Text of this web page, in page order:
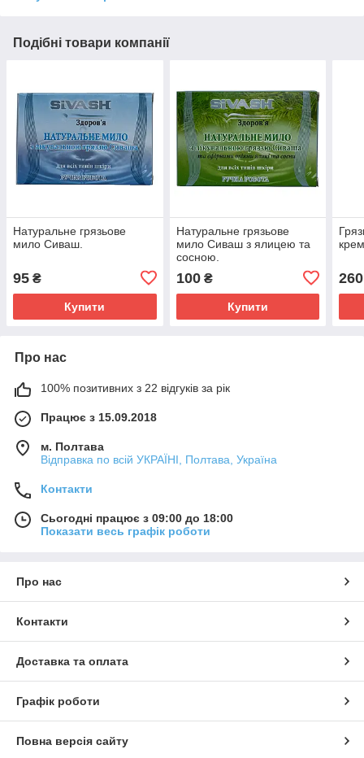
Подібні товари компанії
Натуральне грязьове
мило Сиваш.
95 ₴
Купити
Натуральне грязьове
мило Сиваш з ялицею та
сосною.
100₴
Купити
260
Про нас
100% позитивних з 22 відгуків за рік
Працює з 15.09.2018
м. Полтава
Відправка по всій УКРАЇНІ, Полтава, Україна
Контакти
Сьогодні працює з 09:00 до 18:00
Показати весь графік роботи
Про нас
Контакти
Доставка та оплата
Графік роботи
Повна версія сайту